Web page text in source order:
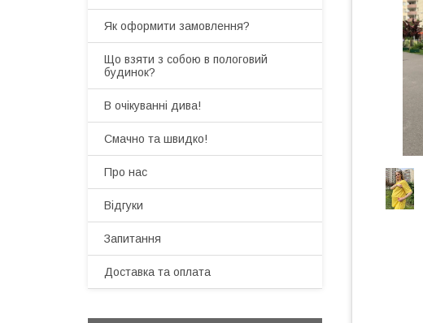
Як оформити замовлення?
Що взяти з собою в пологовий
будинок?
В очікуванні дива!
Смачно та швидко!
Про нас
Відгуки
Запитання
Доставка та оплата